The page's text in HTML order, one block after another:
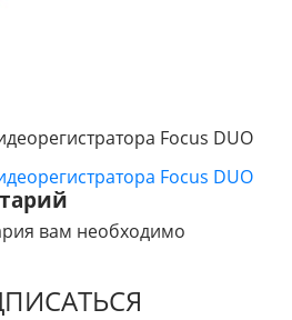
Focus DUO
Focus DUO
вам необходимо